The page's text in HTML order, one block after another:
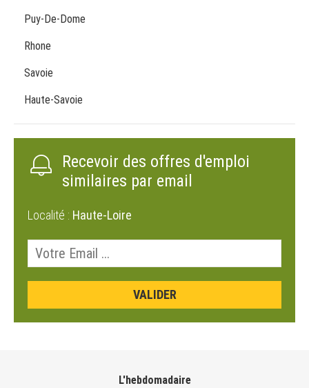
Puy-De-Dome
Rhone
Savoie
Haute-Savoie
Recevoir des offres d'emploi
similaires par email
Localité : Haute-Loire
L'hebdomadaire